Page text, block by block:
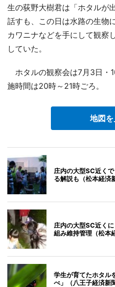
生の荻野大樹君は「ホタルが
話すも、この日は水路の生物
カワニナなどを手にして観察
していた。
ホタルの観察会は7月3日・
施時間は20時～21時ごろ。
地図
庄内の大型SC近く
る解説も（松本経済
庄内の大型SC近く
組み維持管理（松本
学生が育てたホタル
べ」（八王子経済新